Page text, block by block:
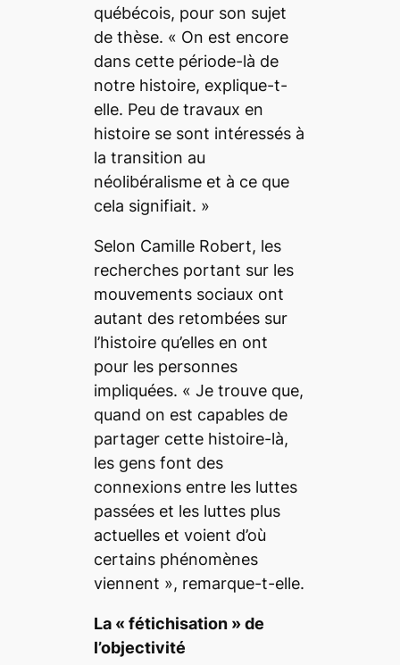
québécois, pour son sujet
de thèse. « On est encore
dans cette période-là de
notre histoire, explique-t-
elle. Peu de travaux en
histoire se sont intéressés à
la transition au
néolibéralisme et à ce que
cela signifiait. »
Selon Camille Robert, les
recherches portant sur les
mouvements sociaux ont
autant des retombées sur
l’histoire qu’elles en ont
pour les personnes
impliquées. « Je trouve que,
quand on est capables de
partager cette histoire-là,
les gens font des
connexions entre les luttes
passées et les luttes plus
actuelles et voient d’où
certains phénomènes
viennent », remarque-t-elle.
La « fétichisation» de
l’objectivité